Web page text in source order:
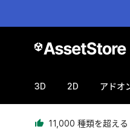
3D 2D アドオ
11,000 種類を超える